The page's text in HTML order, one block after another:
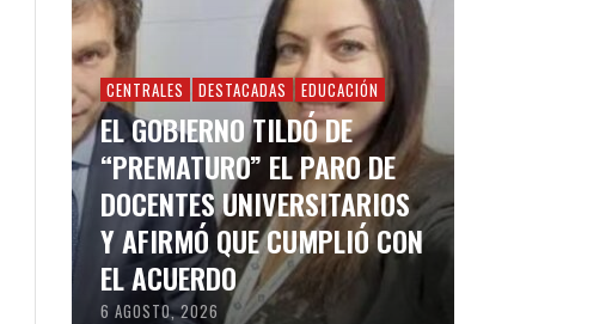
CENTRALES DESTACADAS EDUCACIÓN
EL GOBIERNO TILDÓ DE
“PREMATURO” EL PARO DE
DOCENTES UNIVERSITARIOS
Y AFIRMÓ QUE CUMPLIÓ CON
EL ACUERDO
6 AGOSTO, 2026